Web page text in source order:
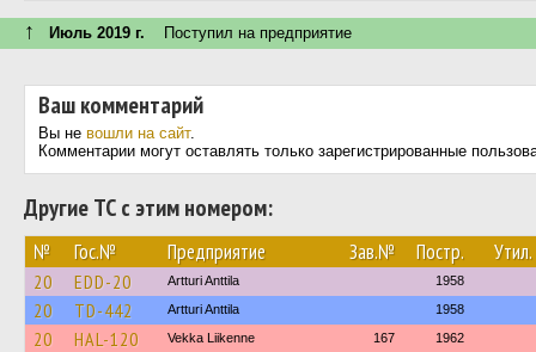
↑ Июль 2019 г. Поступил на предприятие
Ваш комментарий
Вы не вошли на сайт.
Комментарии могут оставлять только зарегистрированные
Другие ТС с этим номером:
№ Гос.№ Предприятие Зав.№ Постр. Утил.
20 EDD-20 Artturi Anttila 1958
20 TD-442 Artturi Anttila 1958
20 HAL-120 Vekka Liikenne 167 1962